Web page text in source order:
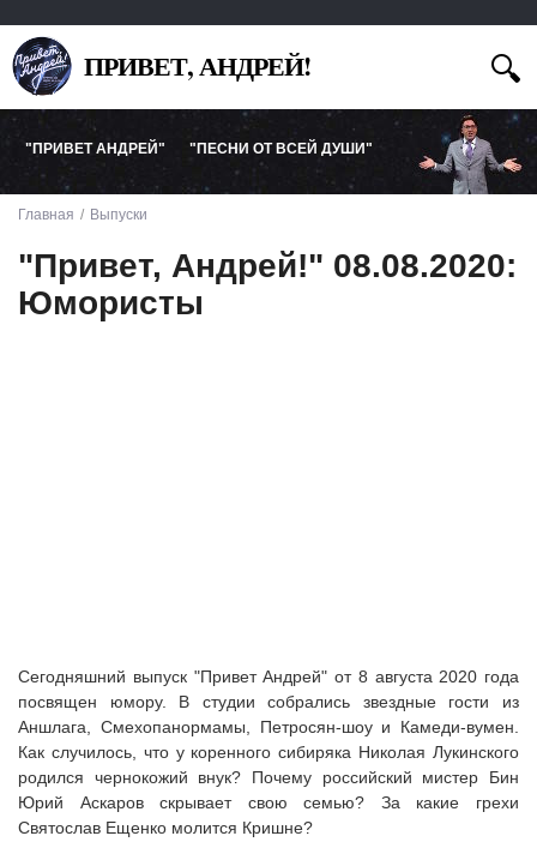
ПРИВЕТ, АНДРЕЙ!
"ПРИВЕТ АНДРЕЙ" "ПЕСНИ ОТ ВСЕЙ ДУШИ"
Главная Выпуски
"Привет, Андрей!" 08.08.2020:
Юмористы
Сегодняшний выпуск "Привет Андрей" от 8 августа 2020 года
посвящен юмору. В студии собрались звездные гости из
Аншлага, Смехопанормамы, Петросян-шоу и Камеди-вумен.
Как случилось, что у коренного сибиряка Николая Лукинского
родился чернокожий внук? Почему российский мистер Бин
Юрий Аскаров скрывает свою семью? За какие грехи
Святослав Ещенко молится Кришне?